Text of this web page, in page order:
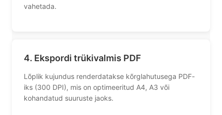
vahetada.
4. Ekspordi trükivalmis PDF
Lõplik kujundus renderdatakse kõrglahutusega PDF-
iks (300 DPI), mis on optimeeritud A4, A3 või
kohandatud suuruste jaoks.